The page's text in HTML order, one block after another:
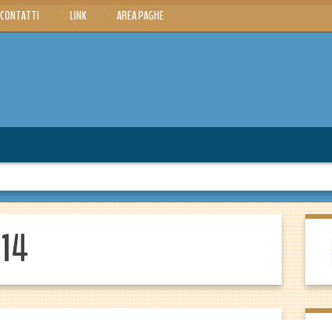
CONTATTI LINK AREA PAGHE